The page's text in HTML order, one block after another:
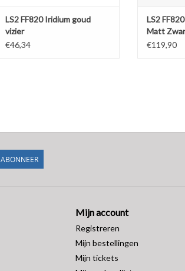
LS2 FF820 Iridium goud
vizier
€46,34
LS2
Matt
€119,90
ABONNEER
Mijn account
Registreren
Mijn bestellingen
Mijn tickets